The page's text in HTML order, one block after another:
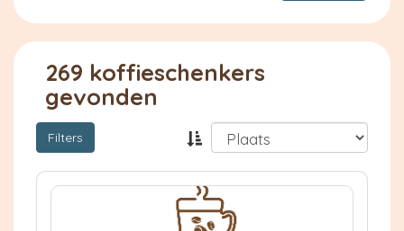
269 koffieschenkers
gevonden
Filters